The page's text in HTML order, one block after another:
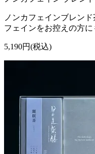
ノンカフェインブレン
フェインをお控えの方に
5,190円(税込)